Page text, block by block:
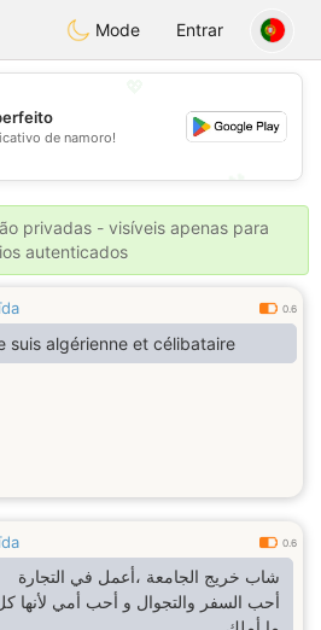
Dating
Mode Entrar
💕
de namoro!
privadas - visíveis apenas para
autenticados
0.6
suis algérienne et célibataire
0.6
شاب خريج الجامعة ،أعمل في التجارة
أحب السفر والتجوال و أحب أمي لأنها